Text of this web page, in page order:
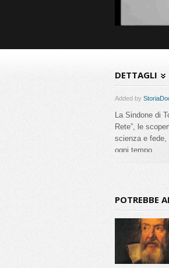
DETTAGLI
Added by
La Sindone di
Rete”, le
scienza e fede,
ogni tempo.
POTREBBE